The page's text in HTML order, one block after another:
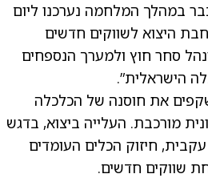
ברור – הובלת ישראל לטריליון דולר יצוא בתוך 20 שנה. כבר במהלך המלחמה נערכנו ליום
היצוא לשווקים חדשים
סחר חוץ ולמערך הנספחים
הישראלית”.
והתעשייה, מוטי גמיש: “הנתונים הצפויים לשנת 2025, משקפים את חוסנה של הכלכלה
מורכבת. העלייה ביצוא, בדגש
חיזוק הכלים העומדים
שווקים חדשים.